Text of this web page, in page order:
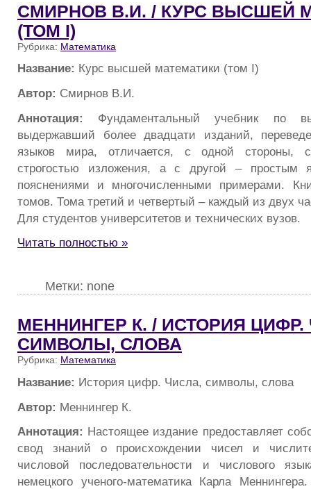
СМИРНОВ В.И. / КУРС ВЫСШЕЙ
(ТОМ I)
Рубрика: Математика
Название: Курс высшей математики (том I)
Автор: Смирнов В.И.
Аннотация: Фундаментальный учебник по
выдержавший более двадцати изданий,
языков мира, отличается, с одной стороны,
строгостью изложения, а с другой – простым
пояснениями и многочисленными примерами.
томов. Тома третий и четвертый – каждый из двух
Для студентов университетов и технических вузов.
Читать полностью »
Метки: none
МЕННИНГЕР К. / ИСТОРИЯ ЦИФР.
СИМВОЛЫ, СЛОВА
Рубрика: Математика
Название: История цифр. Числа, символы, слова
Автор: Меннингер К.
Аннотация: Настоящее издание предоставляет
свод знаний о происхождении чисел и
числовой последовательности и числового
немецкого ученого-математика Карла